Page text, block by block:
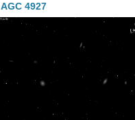
AGC 4927